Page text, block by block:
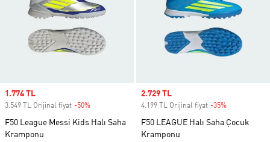
Sale price
1.774 TL
3.549 TL Orijinal fiyat -50%
F50 League Messi Kids Halı Saha
Kramponu
Sale price
2.729 TL
4.199 TL Orijinal fiyat -35%
F50 LEAGUE Halı Saha Çocuk
Kramponu